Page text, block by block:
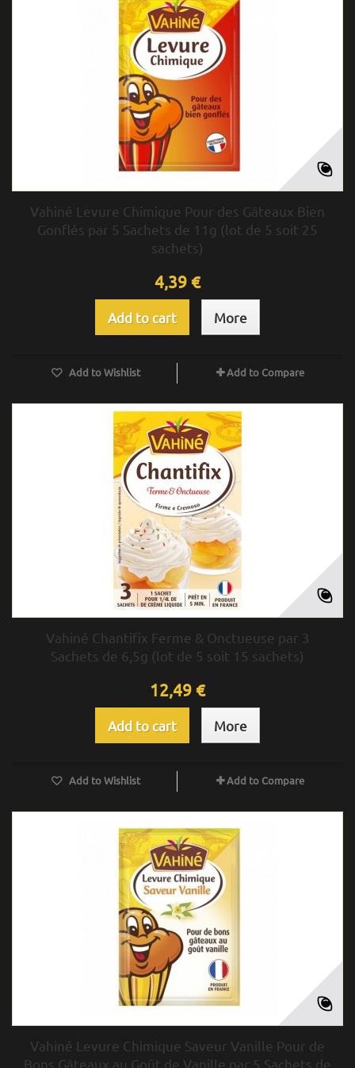
Vahiné Levure Chimique Pour des Gâteaux Bien
Gonflés par 5 Sachets de 11g (lot de 5 soit 25
sachets)
4,39 €
Add to cart More
Add to Wishlist Add to Compare
Vahiné Chantifix Ferme & Onctueuse par 3
Sachets de 6,5g (lot de 5 soit 15 sachets)
12,49 €
Add to cart More
Add to Wishlist Add to Compare
Vahiné Levure Chimique Saveur Vanille Pour de
Bons Gâteaux au Goût de Vanille par 5 Sachets de